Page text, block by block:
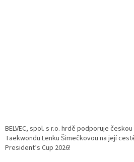
BELVEC, spol. s r.o. hrdě podporuje
Taekwondu Lenku Šimečkovou na její
President’s Cup 2026!